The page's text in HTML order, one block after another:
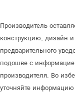
Производитель
конструкцию, дизайн
предварительного
подошве с
производителя. Во
уточняйте информацию